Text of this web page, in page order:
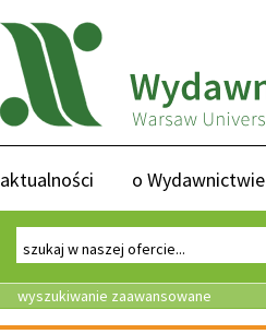
aktualności o Wydawnictwie
wyszukiwanie zaawansowane